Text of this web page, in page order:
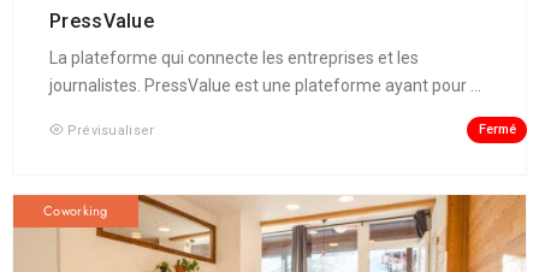
PressValue
La plateforme qui connecte les entreprises et les
journalistes. PressValue est une plateforme ayant pour ...
Prévisualiser Fermé
Coworking